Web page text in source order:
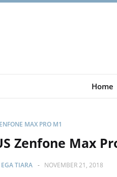
Home
MAX PRO M1
Zenfone Max
EGA TIARA - NOVEMBER 21, 2018